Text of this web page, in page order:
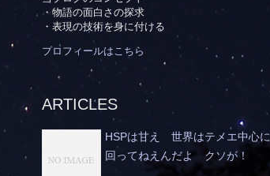
・物語の面白さの探求
・表現の技術を身に付ける
プロフィールはこちら
ARTICLES
HSPは甘え 世界はテメエ中心に
回ってねえんだよ クソが！